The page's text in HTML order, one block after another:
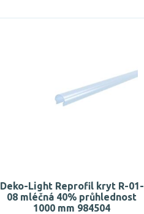
Deko-Light Reprofil kryt R-01-
08 mléčná 40% průhlednost
1000 mm 984504